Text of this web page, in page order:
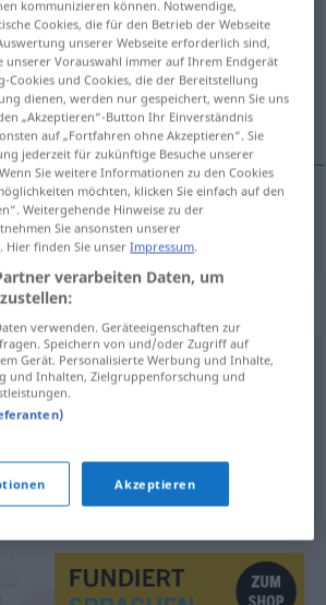
Übersetzung anklicken/antippen)
BIOL MATH
für "Potenz"
kommunizieren können. Notwendige,
Cookies, die für den Betrieb der Webseite
unserer Webseite erforderlich sind,
unserer Vorauswahl immer auf Ihrem Endgerät
Cookies und Cookies, die der Bereitstellung
dienen, werden nur gespeichert, wenn Sie uns
„Akzeptieren“-Button Ihr Einverständnis
auf „Fortfahren ohne Akzeptieren“. Sie
jederzeit für zukünftige Besuche unserer
Sie weitere Informationen zu den Cookies
möchten, klicken Sie einfach auf den
Weitergehende Hinweise zu der
Sie ansonsten unserer
. Hier finden Sie unserImpressum.
verarbeiten Daten, um
verwenden. Geräteeigenschaften zur
Speichern von und/oder Zugriff auf
Gerät. Personalisierte Werbung und Inhalte,
und Inhalten, Zielgruppenforschung und
Akzeptieren